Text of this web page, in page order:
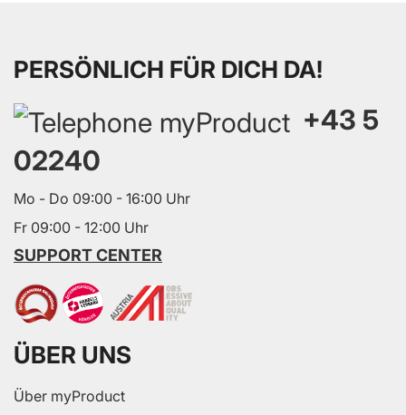
PERSÖNLICH FÜR DICH DA!
+43 5
02240
Mo - Do 09:00 - 16:00 Uhr
Fr 09:00 - 12:00 Uhr
SUPPORT CENTER
ÜBER UNS
Über myProduct